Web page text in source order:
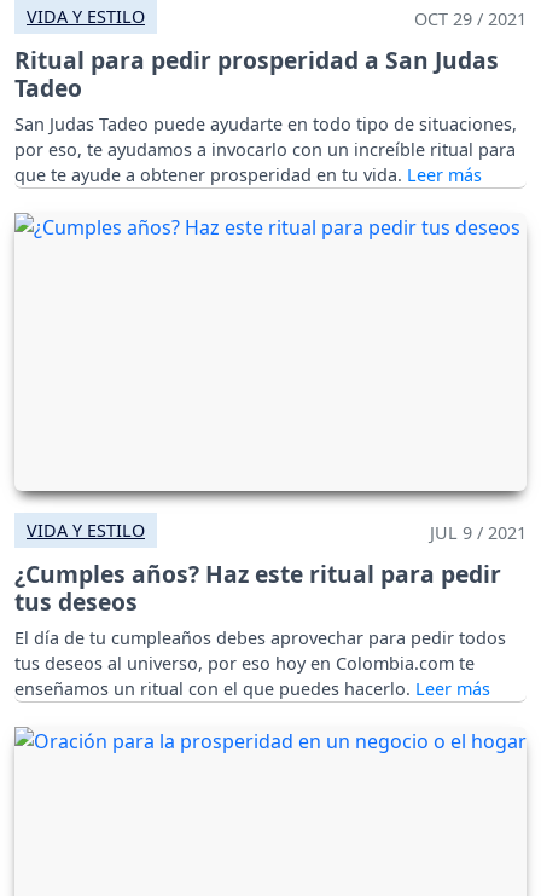
VIDA Y ESTILO OCT 29 / 2021
Ritual para pedir prosperidad a San Judas
Tadeo
San Judas Tadeo puede ayudarte en todo tipo de situaciones,
por eso, te ayudamos a invocarlo con un increíble ritual para
que te ayude a obtener prosperidad en tu vida.
VIDA Y ESTILO JUL 9 / 2021
¿Cumples años? Haz este ritual para pedir
tus deseos
El día de tu cumpleaños debes aprovechar para pedir todos
tus deseos al universo, por eso hoy en Colombia.com te
enseñamos un ritual con el que puedes hacerlo.